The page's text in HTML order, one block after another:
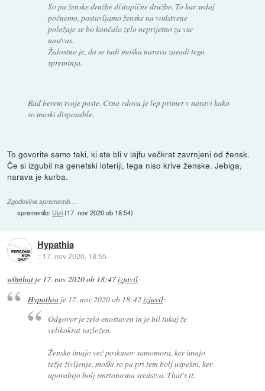
So pa ženske družbe distopične družbe. To kar sedaj
počnemo, postavljamo ženske na vodstvene
položaje se bo končalo zelo neprijetno za vse
nas/vas.
Žalostno je, da se tudi moška narava zaradi tega
spreminja.
Rad berem tvoje poste. Crna vdova je lep primer v naravi kako
so moski disposable.
To govorite samo taki, ki ste bli v lajfu večkrat zavrnjeni od žensk.
Če si izgubil na genetski loteriji, tega niso krive ženske. Jebiga,
narava je kurba.
Zgodovina sprememb…
spremenilo: Uizi(17. nov 2020 ob 18:54)
Hypathia
:: 17. nov 2020, 18:55
w0mbat je 17. nov 2020 ob 18:47izjavil:
Hypathiaje 17. nov 2020 ob 18:42 izjavil:
Odgovor je zelo enostaven in je bil tukaj že
velikokrat razložen.
Ženske imajo več poskusov samomora, ker imajo
težje življenje, moški so pa pri tem bolj uspešni, ker
uporabijo bolj smrtonosna sredstva. That's it.